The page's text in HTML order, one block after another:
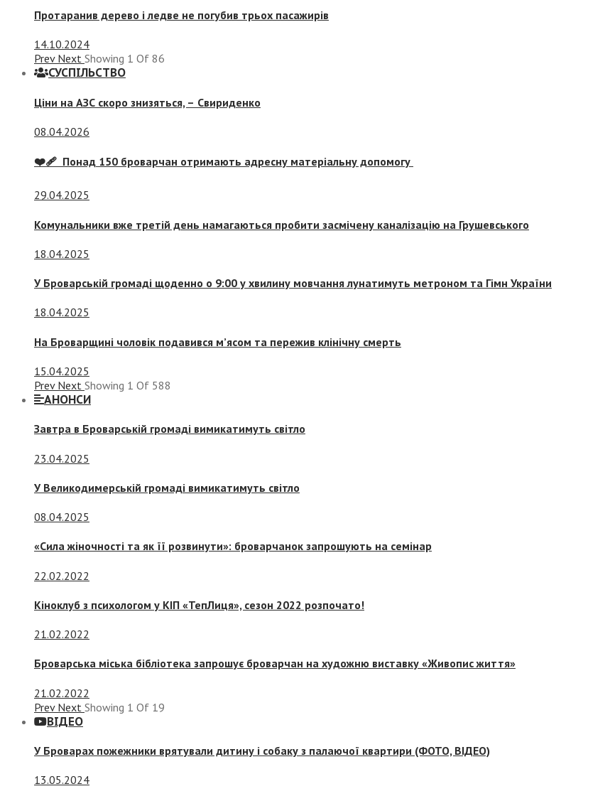
Протаранив дерево і ледве не погубив трьох пасажирів
14.10.2024
Prev Next Showing 1 Of 86
СУСПIЛЬСТВО
Ціни на АЗС скоро знизяться, – Свириденко
08.04.2026
❤️‍🩹 Понад 150 броварчан отримають адресну матеріальну допомогу
29.04.2025
Комунальники вже третій день намагаються пробити засмічену каналізацію на Грушевського
18.04.2025
У Броварській громаді щоденно о 9:00 у хвилину мовчання лунатимуть метроном та Гімн України
18.04.2025
На Броварщині чоловік подавився м’ясом та пережив клінічну смерть
15.04.2025
Prev Next Showing 1 Of 588
АНОНСИ
Завтра в Броварській громаді вимикатимуть світло
23.04.2025
У Великодимерській громаді вимикатимуть світло
08.04.2025
«Сила жіночності та як її розвинути»: броварчанок запрошують на семінар
22.02.2022
Кіноклуб з психологом у КІП «ТепЛиця», сезон 2022 розпочато!
21.02.2022
Броварська міська бібліотека запрошує броварчан на художню виставку «Живопис життя»
21.02.2022
Prev Next Showing 1 Of 19
ВІДЕО
У Броварах пожежники врятували дитину і собаку з палаючої квартири (ФОТО, ВІДЕО)
13.05.2024